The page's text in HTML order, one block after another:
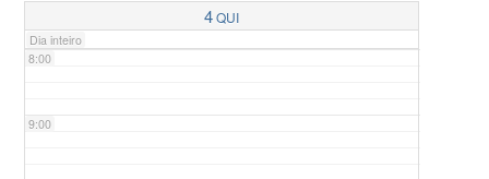
4QUI
Dia inteiro
8:00
9:00